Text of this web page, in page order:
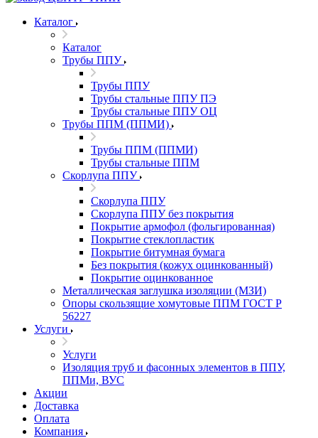
Каталог
Каталог
Трубы ППУ
Трубы ППУ
Трубы стальные ППУ ПЭ
Трубы стальные ППУ ОЦ
Трубы ППМ (ППМИ)
Трубы ППМ (ППМИ)
Трубы стальные ППМ
Скорлупа ППУ
Скорлупа ППУ
Скорлупа ППУ без покрытия
Покрытие армофол (фольгированная)
Покрытие стеклопластик
Покрытие битумная бумага
Без покрытия (кожух оцинкованный)
Покрытие оцинкованное
Металлическая заглушка изоляции (МЗИ)
Опоры скользящие хомутовые ППМ ГОСТ Р
56227
Услуги
Услуги
Изоляция труб и фасонных элементов в ППУ,
ППМи, ВУС
Акции
Доставка
Оплата
Компания